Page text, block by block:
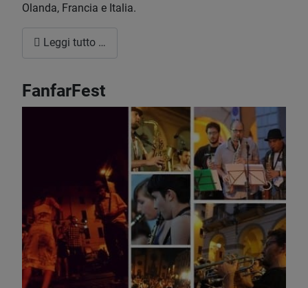
Olanda, Francia e Italia.
Leggi tutto …
FanfarFest